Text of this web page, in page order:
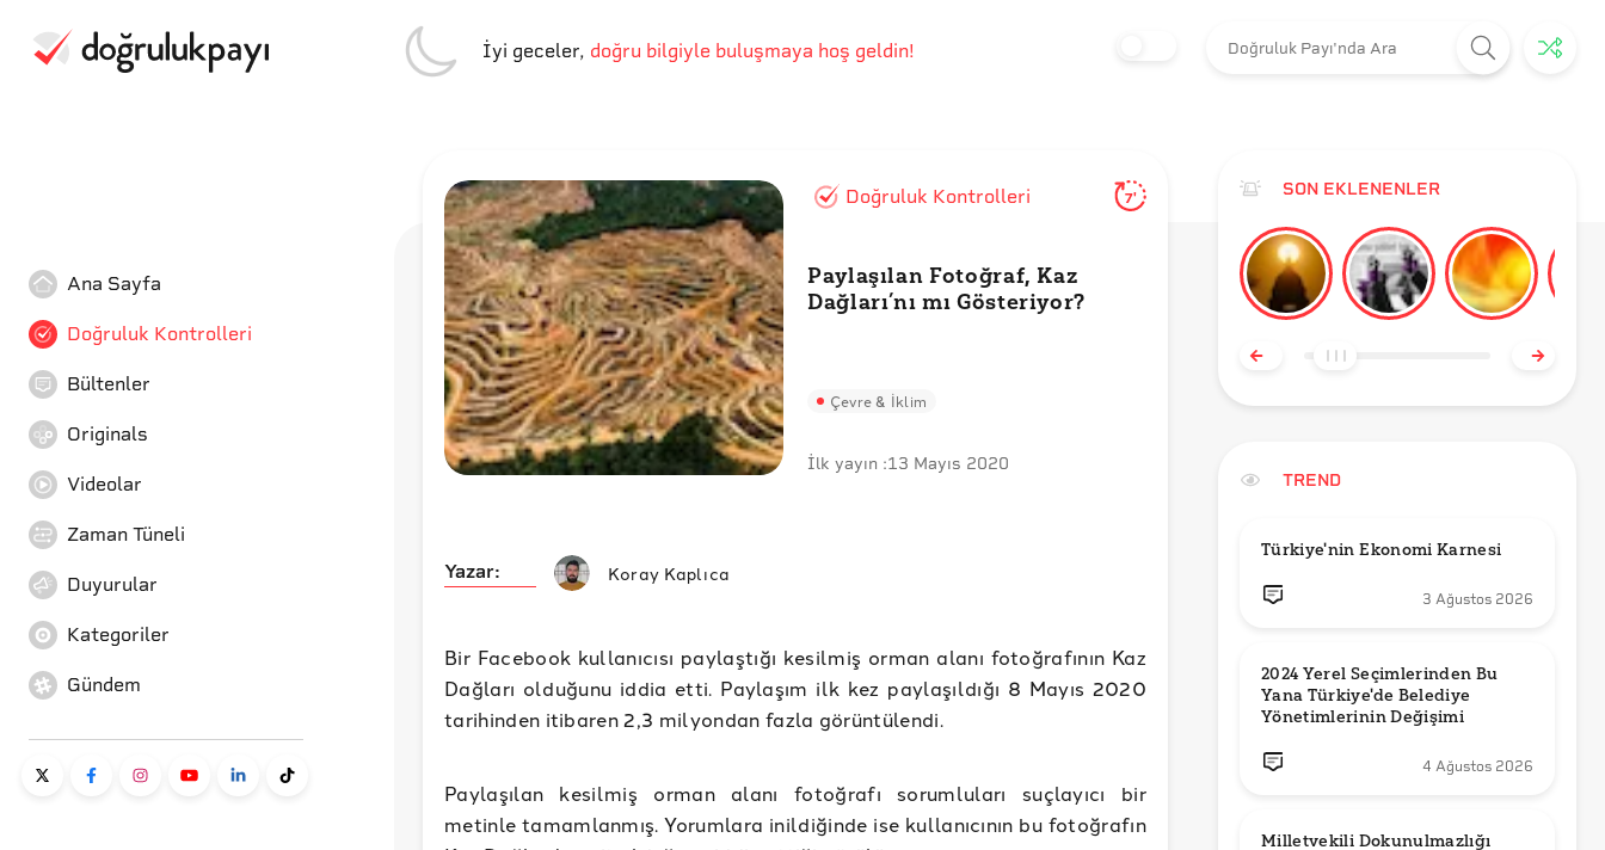
İyi geceler, doğru bilgiyle buluşmaya hoş geldin!
Ana Sayfa
Doğruluk Kontrolleri
Bültenler
Originals
Videolar
Zaman Tüneli
Duyurular
Kategoriler
Gündem
Doğruluk Kontrolleri 7'
Paylaşılan Fotoğraf, Kaz
Dağları’nı mı Gösteriyor?
Çevre & İklim
İlk yayın :13 Mayıs 2020
Yazar: Koray Kaplıca
Bir Facebook kullanıcısı paylaştığı kesilmiş orman alanı fotoğrafının Kaz
Dağları olduğunu iddia etti. Paylaşım ilk kez paylaşıldığı 8 Mayıs 2020
tarihinden itibaren 2,3 milyondan fazla görüntülendi.
Paylaşılan kesilmiş orman alanı fotoğrafı sorumluları suçlayıcı bir
metinle tamamlanmış. Yorumlara inildiğinde ise kullanıcının bu fotoğrafın
SON EKLENENLER
TREND
Türkiye'nin Ekonomi Karnesi
3 Ağustos 2026
2024 Yerel Seçimlerinden Bu
Yana Türkiye'de Belediye
Yönetimlerinin Değişimi
4 Ağustos 2026
Milletvekili Dokunulmazlığı